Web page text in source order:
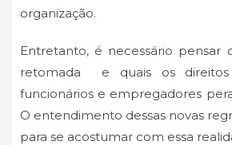
organização.
Entretanto, é necessário pensar
retomada e quais os
funcionários e empregadores
O entendimento dessas novas
para se acostumar com essa